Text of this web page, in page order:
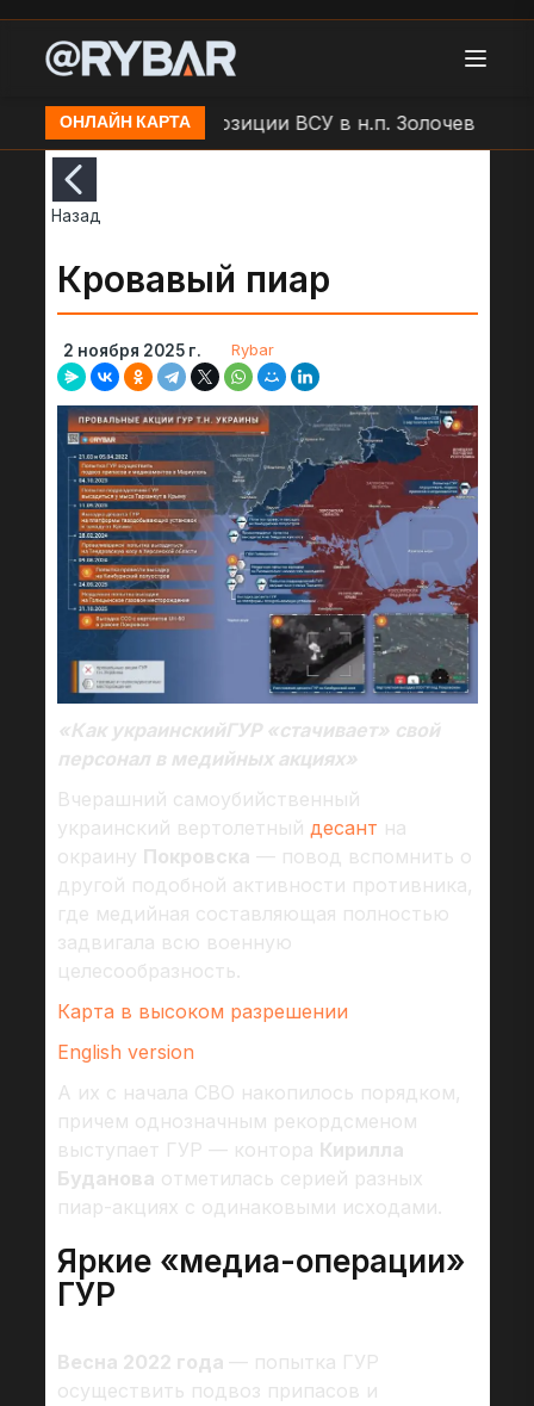
ОНЛАЙН КАРТА
"Молния" по позиции ВСУ в н.п. Золочев
Назад
Кровавый пиар
2 ноября 2025 г. Rybar
«Как украинскийГУР «стачивает» свой
персонал в медийных акциях»
Вчерашний самоубийственный
украинский вертолетный десант на
окраину Покровска — повод вспомнить о
другой подобной активности противника,
где медийная составляющая полностью
задвигала всю военную
целесообразность.
Карта в высоком разрешении
English version
А их с начала СВО накопилось порядком,
причем однозначным рекордсменом
выступает ГУР — контора Кирилла
Буданова отметилась серией разных
пиар-акциях с одинаковыми исходами.
Яркие «медиа-операции»
ГУР
Весна 2022 года — попытка ГУР
осуществить подвоз припасов и